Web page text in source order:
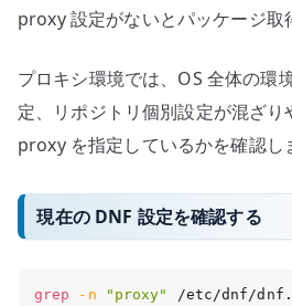
proxy 設定がないとパッケージ取
プロキシ環境では、OS 全体の環
定、リポジトリ個別設定が混ざ
proxy を指定しているかを確認し
現在の DNF 設定を確認する
grep -n "proxy"